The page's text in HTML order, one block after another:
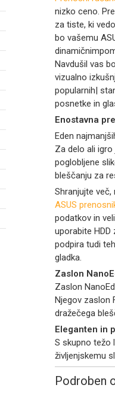
nizko ceno.
za tiste, ki
bo vašemu
Navdušil vas
vizualno
popularnih|
posnetke in
Enostavna
Eden
Za delo ali igro
poglobljene
bleščanju za
Shranjujte več,
ASUS
podatkov in
uporabite
podpira tudi
gladka.
Zaslon
Zaslon
Njegov zaslon
dražečega
Eleganten in
S skupno težo
življenjskemu
Podroben